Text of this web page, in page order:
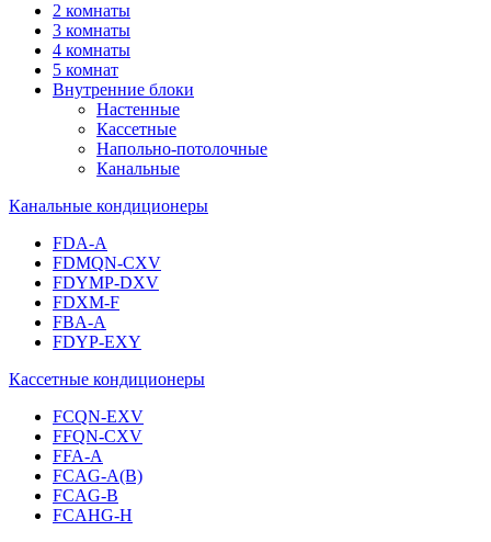
2 комнаты
3 комнаты
4 комнаты
5 комнат
Внутренние блоки
Настенные
Кассетные
Напольно-потолочные
Канальные
Канальные кондиционеры
FDA-A
FDMQN-CXV
FDYMP-DXV
FDXM-F
FBA-A
FDYP-EXY
Кассетные кондиционеры
FCQN-EXV
FFQN-CXV
FFA-A
FCAG-A(B)
FCAG-B
FCAHG-H